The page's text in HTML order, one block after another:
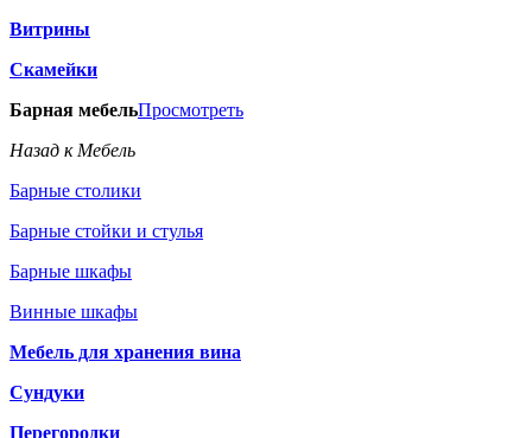
Витрины
Скамейки
Барная мебельПросмотреть
Назад к Мебель
Барные столики
Барные стойки и стулья
Барные шкафы
Винные шкафы
Мебель для хранения вина
Сундуки
Перегородки